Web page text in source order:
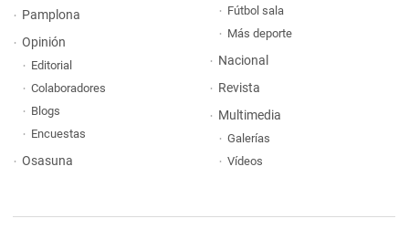
Pamplona
Opinión
Editorial
Colaboradores
Blogs
Encuestas
Osasuna
Fútbol sala
Más deporte
Nacional
Revista
Multimedia
Galerías
Vídeos